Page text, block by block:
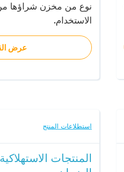
نوع من مخزن شراؤها من
الاستخدام.
عرض
استطلاعات المنتج
المنتجات